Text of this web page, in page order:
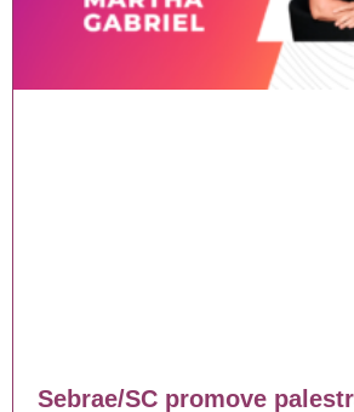
Sebrae/SC promove